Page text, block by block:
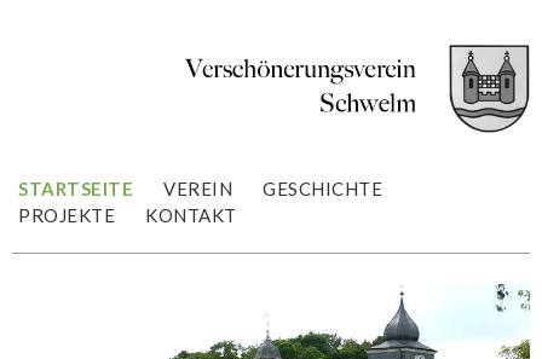
STARTSEITE VEREIN
GESCHICHTE
PROJEKTE
KONTAKT